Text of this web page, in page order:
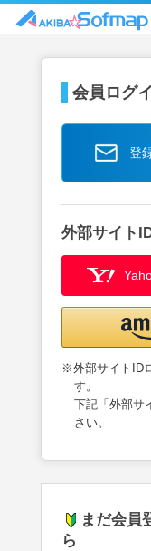
会員ログ
登
外部サイト
※外部サイトID
す。
下記「外部サ
さい。
まだ会員
ら